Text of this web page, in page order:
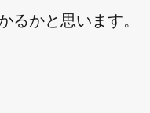
るかと思います。